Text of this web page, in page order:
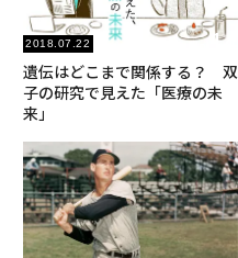
2018.07.22 14
遺伝はどこまで関係する？ 双
子の研究で見えた「医療の未
来」